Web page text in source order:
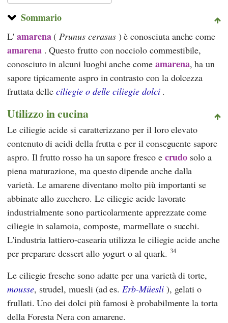
Sommario
L' amarena( Prunus cerasus) è conosciuta anche come
amarena. Questo frutto con nocciolo commestibile,
conosciuto in alcuni luoghi anche come amarena, ha un
sapore tipicamente aspro in contrasto con la dolcezza
fruttata delleciliegie o delle ciliegie dolci.
Utilizzo in cucina
Le ciliegie acide si caratterizzano per il loro elevato
contenuto di acidi della frutta e per il conseguente sapore
aspro. Il frutto rosso ha un sapore fresco e crudo solo a
piena maturazione, ma questo dipende anche dalla
varietà. Le amarene diventano molto più importanti se
abbinate allo zucchero. Le ciliegie acide lavorate
industrialmente sono particolarmente apprezzate come
ciliegie in salamoia, composte, marmellate o succhi.
L'industria lattiero-casearia utilizza le ciliegie acide anche
per preparare dessert allo yogurt o al quark. 34
Le ciliegie fresche sono adatte per una varietà di torte,
mousse, strudel, muesli (ad es.Erb-Müesli), gelati o
frullati. Uno dei dolci più famosi è probabilmente la torta
della Foresta Nera con amarene.